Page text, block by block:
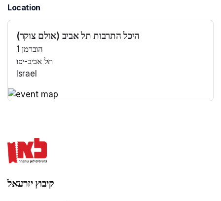
Location
היכל התרבות תל אביב (אולם צוקר)
הוברמן 1
תל אביב-יפו
Israel
קיבוץ יזרעאל